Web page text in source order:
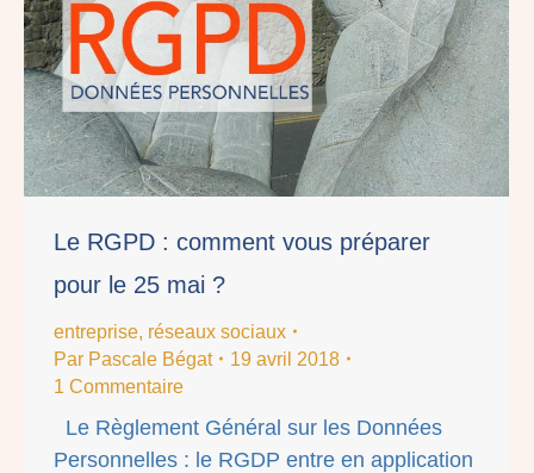
Le RGPD : comment vous préparer
pour le 25 mai ?
entreprise, réseaux sociaux
Par Pascale Bégat
19 avril 2018
1 Commentaire
Le Règlement Général sur les Données
Personnelles : le RGDP entre en application